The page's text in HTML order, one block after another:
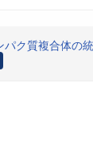
ク質複合体の